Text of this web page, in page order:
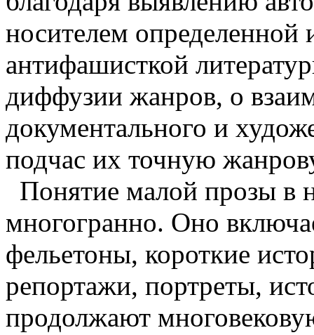
носителем
антифашисткой
диффузии жанров, о
документального и
подчас их точную
Понятие малой прозы в
многогранно. Оно
фельетоны, короткие
репортажи, портреты,
продолжают